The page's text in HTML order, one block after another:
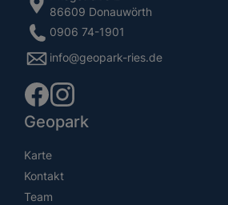
86609 Donauwörth
0906 74-1901
info@geopark-ries.de
Geopark
Karte
Kontakt
Team